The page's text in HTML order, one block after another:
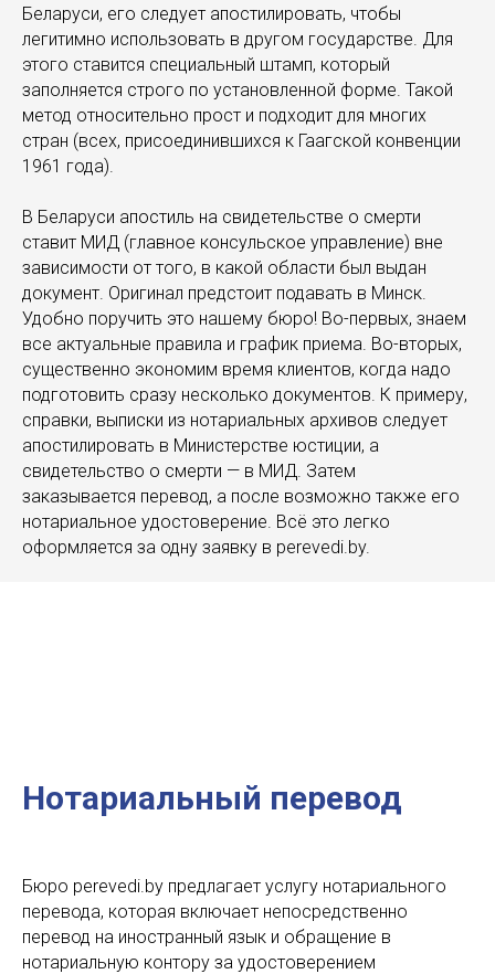
Беларуси, его следует апостилировать, чтобы
легитимно использовать в другом государстве. Для
этого ставится специальный штамп, который
заполняется строго по установленной форме. Такой
метод относительно прост и подходит для многих
стран (всех, присоединившихся к Гаагской конвенции
1961 года).
В Беларуси апостиль на свидетельстве о смерти
ставит МИД (главное консульское управление) вне
зависимости от того, в какой области был выдан
документ. Оригинал предстоит подавать в Минск.
Удобно поручить это нашему бюро! Во-первых, знаем
все актуальные правила и график приема. Во-вторых,
существенно экономим время клиентов, когда надо
подготовить сразу несколько документов. К примеру,
справки, выписки из нотариальных архивов следует
апостилировать в Министерстве юстиции, а
свидетельство о смерти — в МИД. Затем
заказывается перевод, а после возможно также его
нотариальное удостоверение. Всё это легко
оформляется за одну заявку в perevedi.by.
Нотариальный перевод
Бюро perevedi.by предлагает услугу нотариального
перевода, которая включает непосредственно
перевод на иностранный язык и обращение в
нотариальную контору за удостоверением